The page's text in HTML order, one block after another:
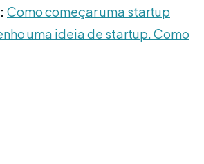
Como começar uma startup
uma ideia de startup. Como